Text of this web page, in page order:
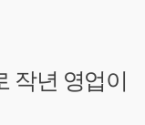
작년 영업이